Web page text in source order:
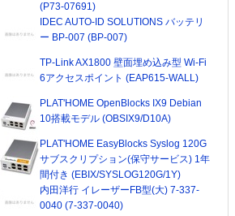
(P73-07691)
IDEC AUTO-ID SOLUTIONS バッテリ
ー BP-007 (BP-007)
TP-Link AX1800 壁面埋め込み型 Wi-Fi
6アクセスポイント (EAP615-WALL)
PLAT'HOME OpenBlocks IX9 Debian
10搭載モデル (OBSIX9/D10A)
PLAT'HOME EasyBlocks Syslog 120G
サブスクリプション(保守サービス) 1年
間付き (EBIX/SYSLOG120G/1Y)
内田洋行 イレーザーFB型(大) 7-337-
0040 (7-337-0040)